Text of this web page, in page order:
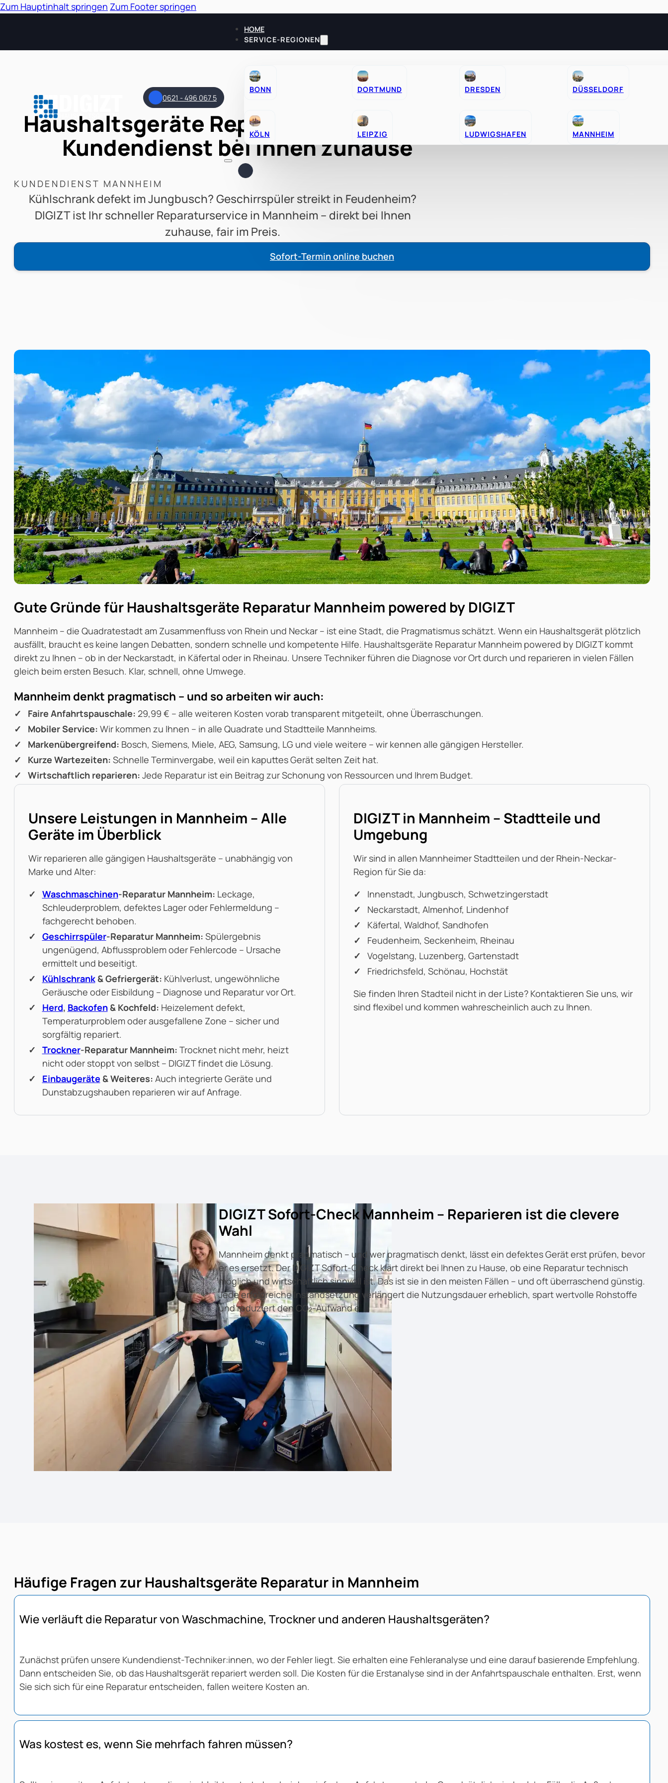
Zum Hauptinhalt springen Zum Footer springen
0621 - 496 067 5
HOME
SERVICE-REGIONEN
BONN DORTMUND DRESDEN DÜSSELDORF
KÖLN LEIPZIG LUDWIGSHAFEN MANNHEIM
RATGEBER
KONTAKT
Haushaltsgeräte Reparatur Mannheim –
Kundendienst bei Ihnen zuhause
KUNDENDIENST MANNHEIM
Kühlschrank defekt im Jungbusch? Geschirrspüler streikt in Feudenheim?
DIGIZT ist Ihr schneller Reparaturservice in Mannheim – direkt bei Ihnen
zuhause, fair im Preis.
Sofort-Termin online buchen
Gute Gründe für Haushaltsgeräte Reparatur Mannheim powered by DIGIZT
Mannheim – die Quadratestadt am Zusammenfluss von Rhein und Neckar – ist eine Stadt, die Pragmatismus schätzt. Wenn ein Haushaltsgerät plötzlich
ausfällt, braucht es keine langen Debatten, sondern schnelle und kompetente Hilfe. Haushaltsgeräte Reparatur Mannheim powered by DIGIZT kommt
direkt zu Ihnen – ob in der Neckarstadt, in Käfertal oder in Rheinau. Unsere Techniker führen die Diagnose vor Ort durch und reparieren in vielen Fällen
gleich beim ersten Besuch. Klar, schnell, ohne Umwege.
Mannheim denkt pragmatisch – und so arbeiten wir auch:
Faire Anfahrtspauschale: 29,99 € – alle weiteren Kosten vorab transparent mitgeteilt, ohne Überraschungen.
Mobiler Service: Wir kommen zu Ihnen – in alle Quadrate und Stadtteile Mannheims.
Markenübergreifend: Bosch, Siemens, Miele, AEG, Samsung, LG und viele weitere – wir kennen alle gängigen Hersteller.
Kurze Wartezeiten: Schnelle Terminvergabe, weil ein kaputtes Gerät selten Zeit hat.
Wirtschaftlich reparieren: Jede Reparatur ist ein Beitrag zur Schonung von Ressourcen und Ihrem Budget.
Unsere Leistungen in Mannheim – Alle
Geräte im Überblick
Wir reparieren alle gängigen Haushaltsgeräte – unabhängig von
Marke und Alter:
Waschmaschinen-Reparatur Mannheim: Leckage,
Schleuderproblem, defektes Lager oder Fehlermeldung –
fachgerecht behoben.
Geschirrspüler-Reparatur Mannheim: Spülergebnis
ungenügend, Abflussproblem oder Fehlercode – Ursache
ermittelt und beseitigt.
Kühlschrank& Gefriergerät: Kühlverlust, ungewöhnliche
Geräusche oder Eisbildung – Diagnose und Reparatur vor Ort.
Herd, Backofen& Kochfeld: Heizelement defekt,
Temperaturproblem oder ausgefallene Zone – sicher und
sorgfältig repariert.
Trockner-Reparatur Mannheim: Trocknet nicht mehr, heizt
nicht oder stoppt von selbst – DIGIZT findet die Lösung.
Einbaugeräte & Weiteres: Auch integrierte Geräte und
Dunstabzugshauben reparieren wir auf Anfrage.
DIGIZT in Mannheim – Stadtteile und
Umgebung
Wir sind in allen Mannheimer Stadtteilen und der Rhein-Neckar-
Region für Sie da:
Innenstadt, Jungbusch, Schwetzingerstadt
Neckarstadt, Almenhof, Lindenhof
Käfertal, Waldhof, Sandhofen
Feudenheim, Seckenheim, Rheinau
Vogelstang, Luzenberg, Gartenstadt
Friedrichsfeld, Schönau, Hochstät
Sie finden Ihren Stadteil nicht in der Liste? Kontaktieren Sie uns, wir
sind flexibel und kommen wahrescheinlich auch zu Ihnen.
DIGIZT Sofort-Check Mannheim – Reparieren ist die clevere
Wahl
Mannheim denkt pragmatisch – und wer pragmatisch denkt, lässt ein defektes Gerät erst prüfen, bevor
er es ersetzt. Der DIGIZT Sofort-Check klärt direkt bei Ihnen zu Hause, ob eine Reparatur technisch
möglich und wirtschaftlich sinnvoll ist. Das ist sie in den meisten Fällen – und oft überraschend günstig.
Jede erfolgreiche Instandsetzung verlängert die Nutzungsdauer erheblich, spart wertvolle Rohstoffe
und reduziert den CO₂-Aufwand e
Häufige Fragen zur Haushaltsgeräte Reparatur in Mannheim
Wie verläuft die Reparatur von Waschmachine, Trockner und anderen Haushaltsgeräten?
Zunächst prüfen unsere Kundendienst-Techniker:innen, wo der Fehler liegt. Sie erhalten eine Fehleranalyse und eine darauf basierende Empfehlung.
Dann entscheiden Sie, ob das Haushaltsgerät repariert werden soll. Die Kosten für die Erstanalyse sind in der Anfahrtspauschale enthalten. Erst, wenn
Sie sich sich für eine Reparatur entscheiden, fallen weitere Kosten an.
Was kostest es, wenn Sie mehrfach fahren müssen?